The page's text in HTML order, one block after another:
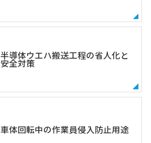
半導体ウエハ搬送工程の省人化と
安全対策
車体回転中の作業員侵入防止用途